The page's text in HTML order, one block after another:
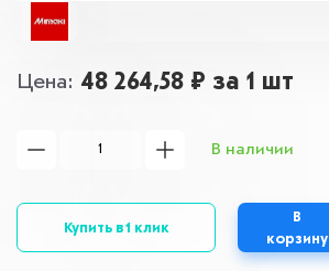
Цена 48 264,58 ₽ за 1 шт
В наличии
Купить в 1 клик
В
корзину